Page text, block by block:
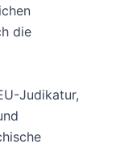
die
Judikatur,